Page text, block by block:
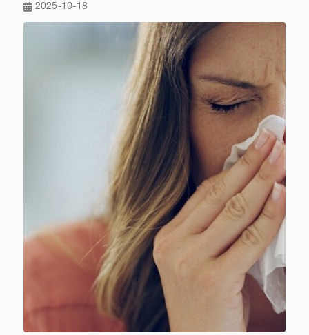
2025-10-18